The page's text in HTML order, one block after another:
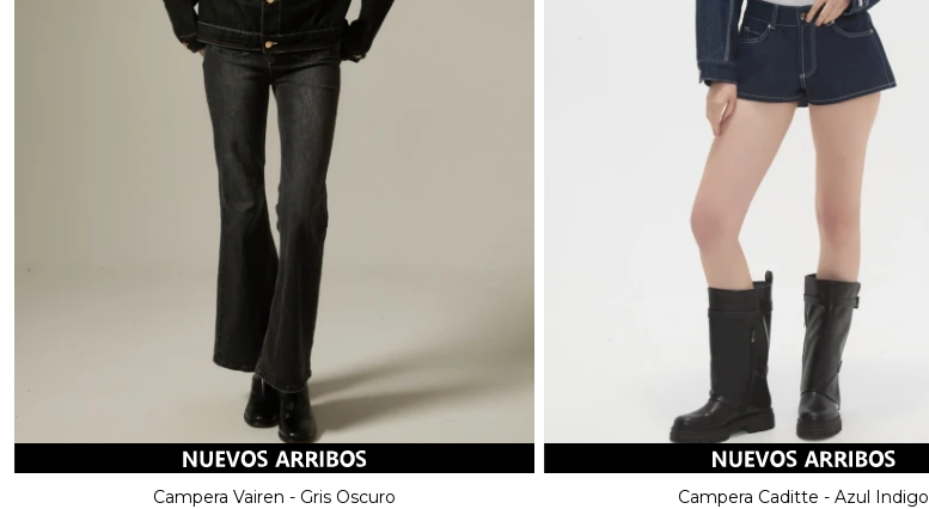
Campera Vairen - Gris Oscuro Campera Caditte - Azul Indigo